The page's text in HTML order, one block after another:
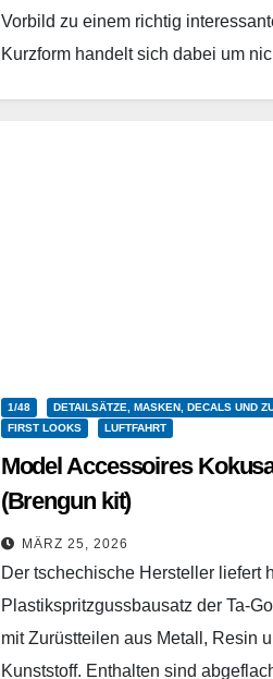
Vorbild zu einem richtig
Kurzform handelt sich dabei um
Weiterlesen
1/48
DETAILSÄTZE, MASKEN, DECALS UND
FIRST LOOKS
LUFTFAHRT
Model Accessoires
(Brengun kit)
BRENGUN - BRL48180 - 1/48
MÄRZ 25, 2026
Der tschechische Hersteller liefert
Plastikspritzgussbausatz der Ta-
mit Zurüstteilen aus Metall, Resin
Kunststoff. Enthalten sind